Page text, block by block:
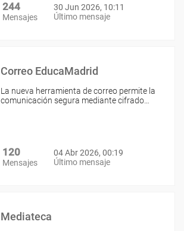
244
Mensajes
30 Jun 2026, 10:11
Último mensaje
Correo EducaMadrid
La nueva herramienta de correo permite la
comunicación segura mediante cifrado…
120
Mensajes
04 Abr 2026, 00:19
Último mensaje
Mediateca